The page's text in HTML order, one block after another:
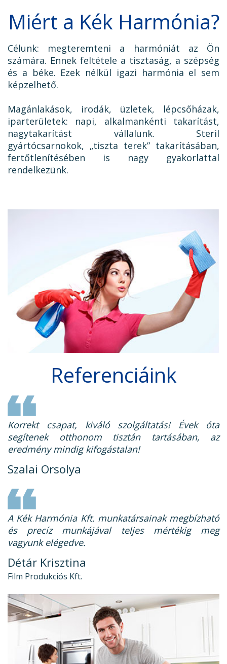
Miért a Kék Harmónia?
Célunk: megteremteni a harmóniát az Ön
számára. Ennek feltétele a tisztaság, a szépség
és a béke. Ezek nélkül igazi harmónia el sem
képzelhető.
Magánlakások, irodák, üzletek, lépcsőházak,
iparterületek: napi, alkalmankénti takarítást,
nagytakarítást vállalunk. Steril
gyártócsarnokok, „tiszta terek” takarításában,
fertőtlenítésében is nagy gyakorlattal
rendelkezünk.
Referenciáink
Korrekt csapat, kiváló szolgáltatás! Évek óta
segítenek otthonom tisztán tartásában, az
eredmény mindig kifogástalan!
Szalai Orsolya
A Kék Harmónia Kft. munkatársainak megbízható
és precíz munkájával teljes mértékig meg
vagyunk elégedve.
Détár Krisztina
Film Produkciós Kft.